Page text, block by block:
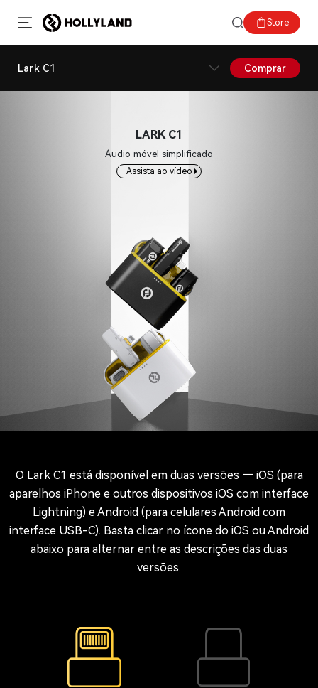
Store
Lark C1 Comprar
LARK C1
Áudio móvel simplificado
Assista ao vídeo
O Lark C1 está disponível em duas versões — iOS (para
aparelhos iPhone e outros dispositivos iOS com interface
Lightning) e Android (para celulares Android com
interface USB-C). Basta clicar no ícone do iOS ou Android
abaixo para alternar entre as descrições das duas
versões.